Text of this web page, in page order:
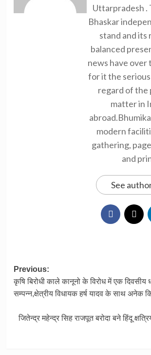
Uttarpradesh .
Bhaskar
stand and its
balanced
news have over
for it the
regard of the
matter in
modern
gathering,
and
See
Post
navigation
Previous:
कृषि बिरोधी काले कानूनो के विरोध में एक दिवसीय
सम्पन्न,क्षेत्रीय विधायक हर्ष यादव के साथ अनेक
जितेन्द्र महेन्द्र सिह राजपूत बरोदा बने हिंदू